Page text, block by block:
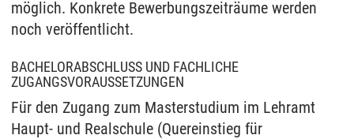
möglich. Konkrete Bewerbungszeiträume werden
noch veröffentlicht.
BACHELORABSCHLUSS UND FACHLICHE
ZUGANGSVORAUSSETZUNGEN
Für den Zugang zum Masterstudium im Lehramt
Haupt- und Realschule (Quereinstieg für